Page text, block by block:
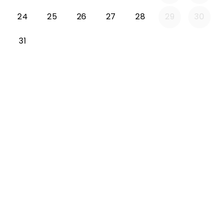
24 25 26 27 28 29 30
31